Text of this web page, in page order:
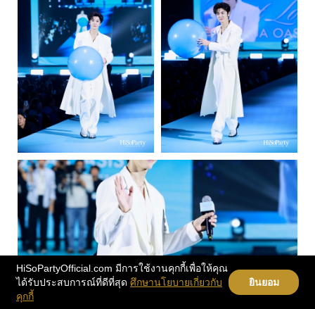
HiSoPartyOfficial.com มีการใช้งานคุกกี้เพื่อให้คุณ
ได้รับประสบการณ์ที่ดีที่สุด ศึกษานโยบายเกี่ยวกับ
คุกกี้
ยินยอม